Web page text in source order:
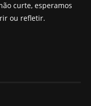
curte, esperamos
ou refletir.